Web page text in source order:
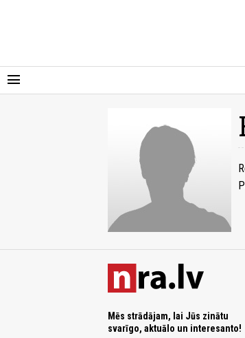
menu
Mēs strādājam, lai Jūs zinātu
svarīgo, aktuālo un interesanto!